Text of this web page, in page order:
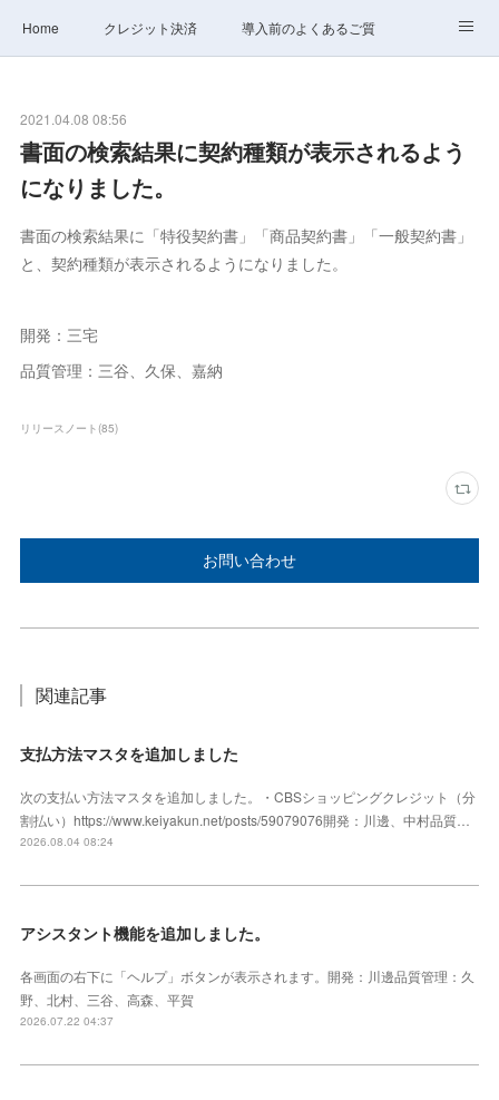
Home クレジット決済 導入前のよくあるご質問
2021.04.08 08:56
書面の検索結果に契約種類が表示されるよう
になりました。
書面の検索結果に「特役契約書」「商品契約書」「一般契約書」
と、契約種類が表示されるようになりました。
開発：三宅
品質管理：三谷、久保、嘉納
リリースノート (85)
お問い合わせ
関連記事
支払方法マスタを追加しました
次の支払い方法マスタを追加しました。・CBSショッピングクレジット（分
割払い）https://www.keiyakun.net/posts/59079076開発：川邊、中村品質…
2026.08.04 08:24
アシスタント機能を追加しました。
各画面の右下に「ヘルプ」ボタンが表示されます。開発：川邊品質管理：久
野、北村、三谷、高森、平賀
2026.07.22 04:37